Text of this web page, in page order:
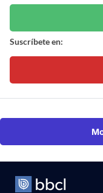
Suscríbete en: